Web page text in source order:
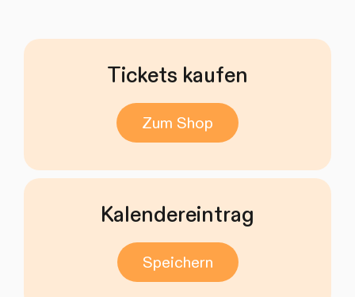
Tickets kaufen
Zum Shop
Kalendereintrag
Speichern